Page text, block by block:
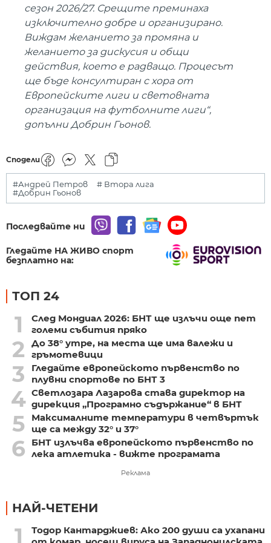
сезон 2026/27. Срещите преминаха
изключително добре и организирано.
Виждам желанието за промяна и
желанието за дискусия и общи
действия, което е радващо. Процесът
ще бъде консултиран с хора от
Европейските лиги и световната
организация на футболните лиги“,
допълни Добрин Гьонов.
Сподели
#Андрей Петров
# Втора лига
#Добрин Гьонов
Последвайте ни
Гледайте НА ЖИВО спорт
безплатно на:
ТОП 24
1
След Мондиал 2026: БНТ ще излъчи още пет
големи събития пряко
2
До 38° утре, на места ще има валежи и
гръмотевици
3
Гледайте европейското първенство по
плувни спортове по БНТ 3
4 Светлозара Лазарова става директор на
дирекция „Програмно съдържание“ в БНТ
5
Максималните температури в четвъртък
ще са между 32° и 37°
6
БНТ излъчва европейското първенство по
лека атлетика - вижте програмата
Реклама
НАЙ-ЧЕТЕНИ
1
Тодор Кантарджиев: Ако 200 души са ухапани